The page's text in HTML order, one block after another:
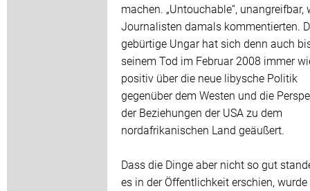
machen. „Untouchable“, unangreifbar,
Journalisten damals kommentierten.
gebürtige Ungar hat sich denn auch
seinem Tod im Februar 2008 immer
positiv über die neue libysche Politik
gegenüber dem Westen und die
der Beziehungen der USA zu dem
nordafrikanischen Land geäußert.
Dass die Dinge aber nicht so gut
es in der Öffentlichkeit erschien,